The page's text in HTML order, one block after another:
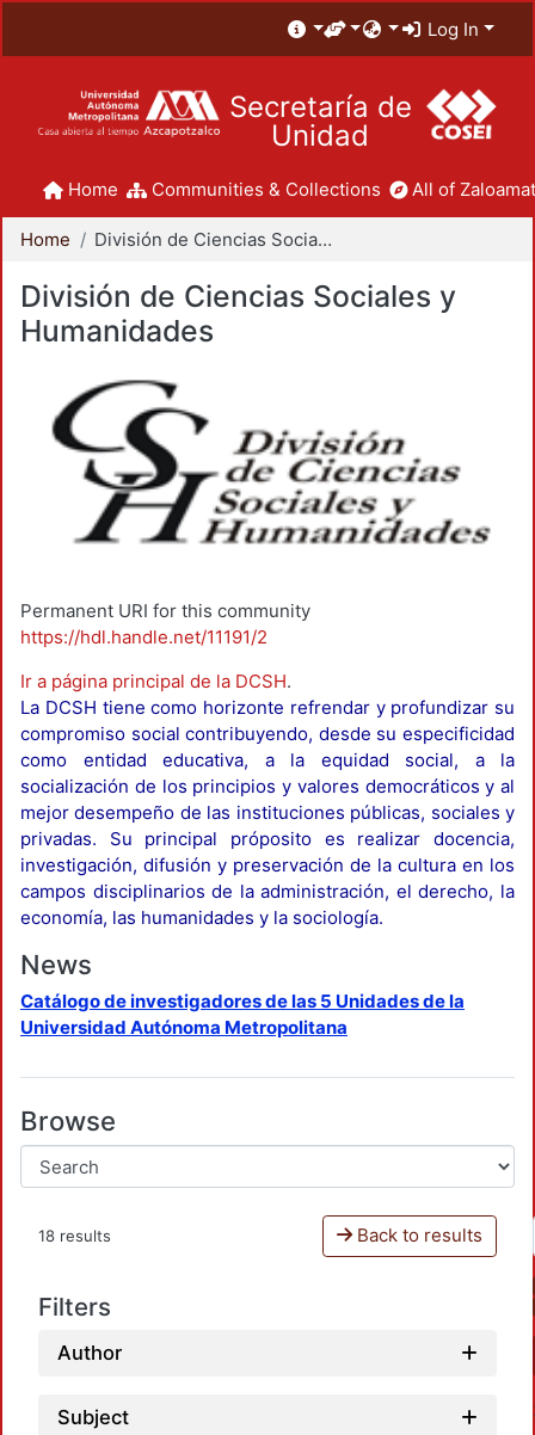
Log In
Secretaría de
Unidad
Home Communities & Collections All of
Home División de Ciencias Sociales y Humanidades
División de Ciencias Sociales y
Humanidades
Permanent URI for this community
https://hdl.handle.net/11191/2
Ir a página principal de la DCSH.
La DCSH tiene como horizonte refrendar y profundizar su
compromiso social contribuyendo, desde su especificidad
como entidad educativa, a la equidad social, a la
socialización de los principios y valores democráticos y al
mejor desempeño de las instituciones públicas, sociales y
privadas. Su principal próposito es realizar docencia,
investigación, difusión y preservación de la cultura en los
campos disciplinarios de la administración, el derecho, la
economía, las humanidades y la sociología.
News
Catálogo de investigadores de las 5 Unidades de la
Universidad Autónoma Metropolitana
Browse
18 results Back to results
Filters
Author
Subject